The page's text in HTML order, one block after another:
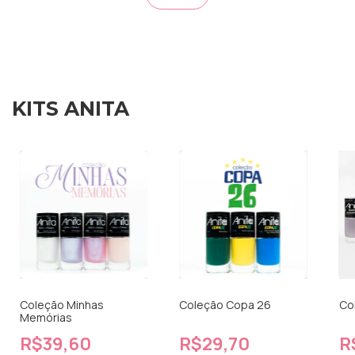
KITS ANITA
Coleção Minhas
Memórias
R$39,60
Coleção Copa 26
R$29,70